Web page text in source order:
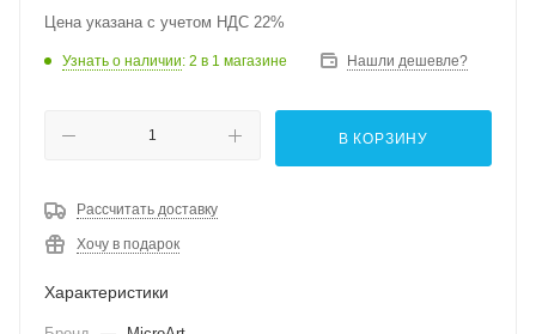
Цена указана с учетом НДС 22%
Узнать о наличии: 2 в 1 магазине Нашли дешевле?
В КОРЗИНУ
Рассчитать доставку
Хочу в подарок
Характеристики